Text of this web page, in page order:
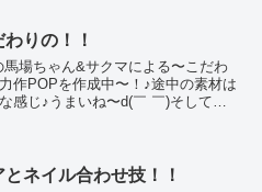
♪で、2018年もそろそろ終わるので
2018...
わりの！！
馬場ちゃん&サクマによる〜こだわ
作POPを作成中〜！♪途中の素材は
感じ♪うまいね〜d(￣ ￣)そして、
とネイル合わせ技！！